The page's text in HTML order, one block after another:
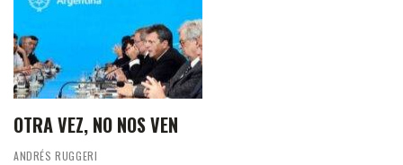
OTRA VEZ, NO NOS VEN
ANDRÉS RUGGERI